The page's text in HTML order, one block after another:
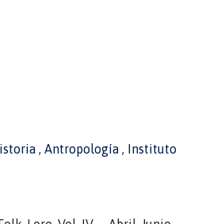
, Antropología ,
Instituto